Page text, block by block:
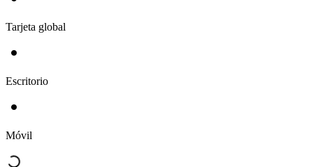
Tarjeta global
Escritorio
Móvil